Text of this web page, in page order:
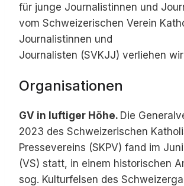
für junge Journalistinnen und
vom Schweizerischen Verein
Journalistinnen und
Journalisten (SVKJJ) verliehen
Organisationen
GV in luftiger Höhe. Die
2023 des Schweizerischen
Pressevereins (SKPV) fand im
(VS) statt, in einem historischen
sog. Kulturfelsen des